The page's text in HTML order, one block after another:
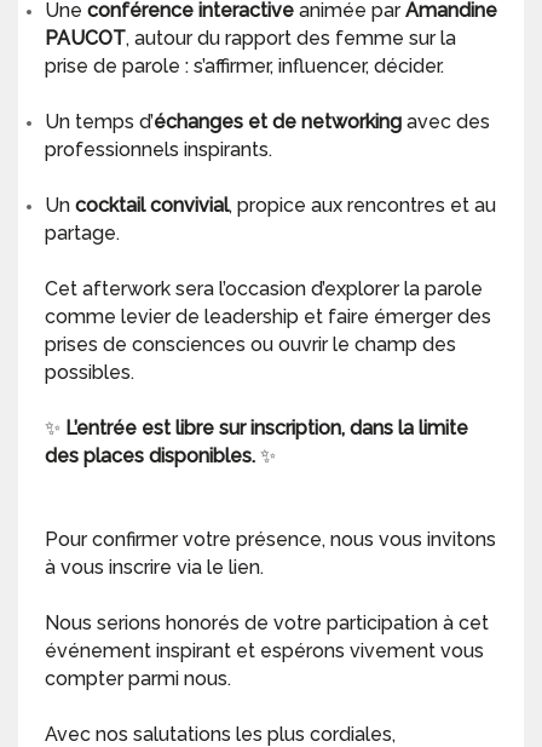
Une conférence interactive animée parAmandine
PAUCOT, autour du rapport des femme sur la
prise de parole : s’affirmer, influencer, décider.
Un temps d’échanges et de networking avec des
professionnels inspirants.
Un cocktail convivial, propice aux rencontres et au
partage.
Cet afterwork sera l’occasion d’explorer la parole
comme levier de leadership et faire émerger des
prises de consciences ou ouvrir le champ des
possibles.
✨ L’entrée est libre sur inscription, dans la limite
des places disponibles. ✨
Pour confirmer votre présence, nous vous invitons
à vous inscrire via le lien.
Nous serions honorés de votre participation à cet
événement inspirant et espérons vivement vous
compter parmi nous.
Avec nos salutations les plus cordiales,